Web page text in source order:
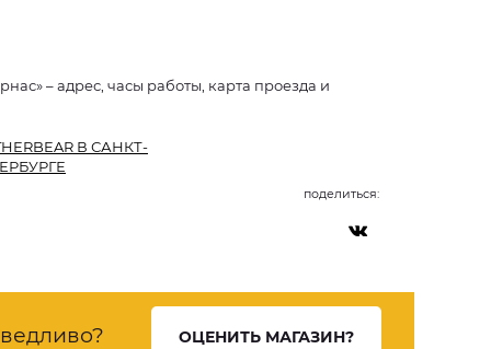
– адрес, часы работы, карта проезда и
В САНКТ-
поделиться:
ОЦЕНИТЬ МАГАЗИН?